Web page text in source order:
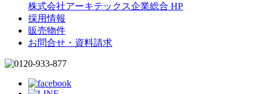
株式会社アーキテックス企業総合 HP
採用情報
販売物件
お問合せ・資料請求